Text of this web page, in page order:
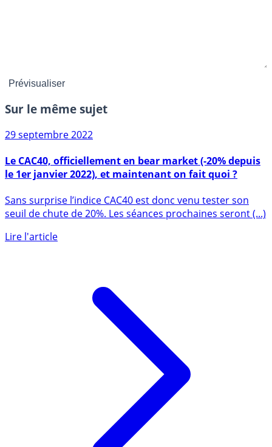
Sur le même sujet
29 septembre 2022
le 1er janvier 2022), et maintenant on fait quoi ?
seuil de chute de 20%. Les séances prochaines seront (...)